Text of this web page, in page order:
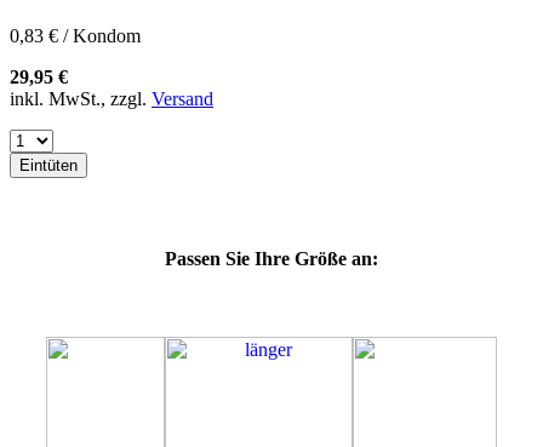
60J
60K
64E
64F
64K
64L
69M
0,83 € / Kondom
29,95 €
inkl. MwSt., zzgl. Versand
Eintüten
Passen Sie Ihre Größe an: